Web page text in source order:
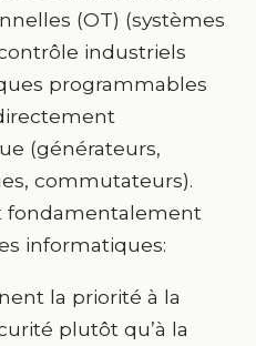
(OT) (systèmes
industriels
programmables
(générateurs,
commutateurs).
fondamentalement
informatiques:
la priorité à la
plutôt qu’à la